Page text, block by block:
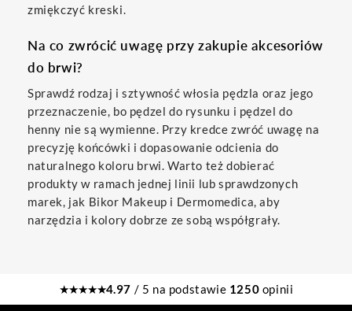
zmiękczyć kreski.
Na co zwrócić uwagę przy zakupie akcesoriów
do brwi?
Sprawdź rodzaj i sztywność włosia pędzla oraz jego
przeznaczenie, bo pędzel do rysunku i pędzel do
henny nie są wymienne. Przy kredce zwróć uwagę na
precyzję końcówki i dopasowanie odcienia do
naturalnego koloru brwi. Warto też dobierać
produkty w ramach jednej linii lub sprawdzonych
marek, jak Bikor Makeup i Dermomedica, aby
narzędzia i kolory dobrze ze sobą współgrały.
★★★★★4.97 / 5 na podstawie 1250 opinii